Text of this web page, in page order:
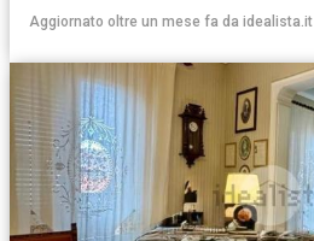
Aggiornato oltre un mese fa da idealista.it